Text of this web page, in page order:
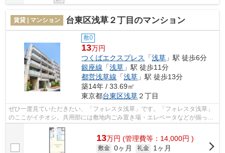
賃貸 | マンション 台東区浅草２丁目のマンション
敷0
13万円
つくばエクスプレス
「浅草 」駅 徒歩6分
銀座線 「浅草 」駅 徒歩11分
都営浅草線 「浅草 」駅 徒歩13分
築14年 / 33.69㎡
東京都台東区浅草２丁目
ぜひ一度見ていただきたい、「フォレスタ浅草」です。「フォレスタ浅草」
のここがイチオシ。共用部には敷地内ごみ置き場・エレベータなどが揃って
おり、とても充実しています。防犯意...
13万円 (管理費等：14,000円 )
敷金 0ヶ月 礼金
1ヶ月